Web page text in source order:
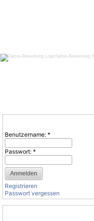
Tattoo-Bewertung
Benutzername: *
Passwort: *
Registrieren
Passwort vergessen